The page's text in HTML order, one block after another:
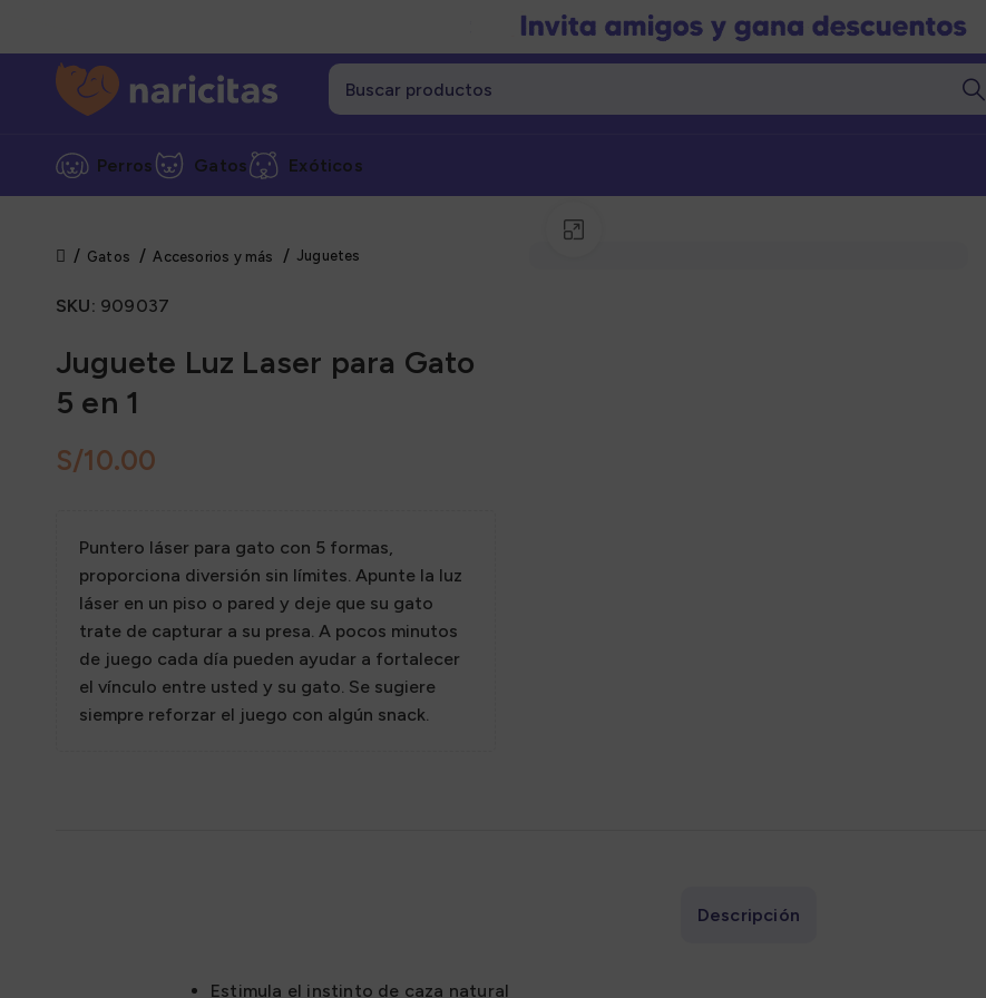
Perros Gatos Exóticos
Gatos Accesorios y más Juguetes
SKU: 909037
Juguete Luz Laser para Gato
5 en 1
S/
Puntero láser para gato con 5 formas,
proporciona diversión sin límites. Apunte la luz
láser en un piso o pared y deje que su gato
trate de capturar a su presa. A pocos minutos
de juego cada día pueden ayudar a fortalecer
el vínculo entre usted y su gato. Se sugiere
siempre reforzar el juego con algún snack.
Descripción
Estimula el instinto de caza natural